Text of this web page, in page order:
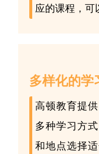
应的课程，可
多样化的学
高顿教育提
多种学习方
和地点选择